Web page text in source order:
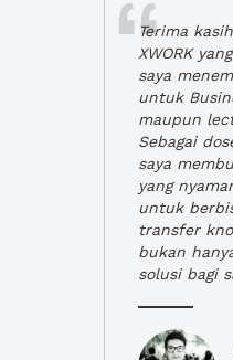
Terima
XWORK
saya
untuk
maupun
Sebagai
saya
yang
untuk
transfer
bukan
solusi bagi